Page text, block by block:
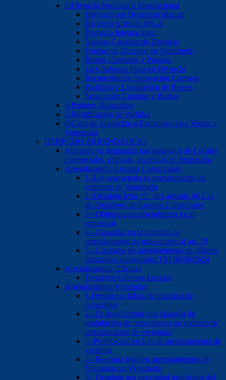
5-Divorcio Nacional e Internacional
Divorcio por Desafecto Marital
Divorcio Articulo 185-A
Divorcio Internacional
Nuevas Causales de Divorcio
Formas de Divorcio en Venezuela
Bienes Comunes y Propios
La Confesion Ficta en Divorcio
Reconciliación Separación Cuerpos
Particion y Liquidacion de Bienes
Separación Cuerpos y Bienes
6-Poderes Notariados
7-Rectificación de Partidas
8-Carta de Invitación a Extranjero para Visitar a
Venezuela
DERECHO ARRENDATICIO
Abogado en demandas por desalojos de Locales
Comerciales, oficinas, viviendas en Venezuela
Arrendamiento Locales Comerciales
1.-Ley que regula el arrendamiento de
galpones en Venezuela
2.-Desalojo letra “G” del artículo 40 Ley
de Alquileres de Locales Comerciales
3.- Obligaciones arrendatario local
comercial
4.- Garantías en el contrato de
arrendamiento de uso comercial art. 19
5.- Contratos de arrendamiento en dólares
inmuebles comerciales TSJ 06/06/2024
Arrendamiento Oficinas
Desalojos Oficinas Locales
Arrendamiento Viviendas
1-Denuncias falsas de invasión de
inmuebles
2-¿Es ilegal incluir una cláusula de
prohibición de mascotas en un contrato de
arrendamiento de vivienda?
3- Prohibicion en Ley de arrendamiento de
vivienda
4.- Prorroga legal en arrendamientos de
Viviendas en Venezuela
5.- Desalojo por necesidad justificada del